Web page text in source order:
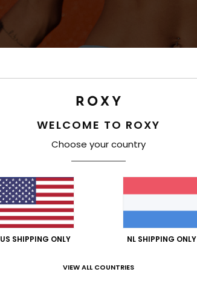
WELCOME TO ROXY
Choose your country
US SHIPPING ONLY NL SHIPPING ONLY
VIEW ALL COUNTRIES